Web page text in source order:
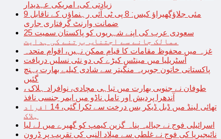
زیادتی کی، امریکی عہدیدار
9 مئی جلاؤگھیراؤ کیس: 8 پی ٹی آئی رہنماؤں کے ناقابل
ضمانت وارنٹ گرفتاری جاری
سعودی عرب کی اپنے شہریوں کو پاکستان سمیت 25
ممالک جانے سے اجتناب برتنے کی ہدایت
غزہ میں محفوظ مقامات کا قیام ممکن نہیں، اقوام متحدہ
آسٹریلیا میں مینٹس کیڑے کی دو نئی نسلیں دریافت
پاکستانی خاتون جویریہ منگیتر سے شادی کیلیے بھارت پہنچ
گئیں
طوفان نے جنوبی بھارت میں تباہی مچادی، نوافراد ہلاک ،
آندھرا پردیش اور تامل ناڈو میں ایمر جنسی نافذ
تھائی لینڈ میں ڈبل ڈیکر بس درخت سے ٹکرا گئی، 14 افراد
ہلاک
اسرائیلی فوج نے جبالیہ پناہ گزین کیمپ کو گھیرے میں لے لیا
نائیجیریا کی فوج نے غلطی سے میلاد النبی کی تقریب پر ڈرون